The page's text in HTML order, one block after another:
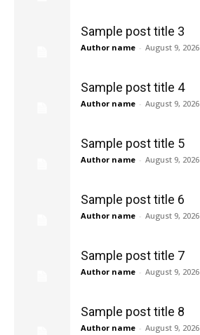
Sample post title 3
Author name - August 9, 2026
Sample post title 4
Author name - August 9, 2026
Sample post title 5
Author name - August 9, 2026
Sample post title 6
Author name - August 9, 2026
Sample post title 7
Author name - August 9, 2026
Sample post title 8
Author name - August 9, 2026